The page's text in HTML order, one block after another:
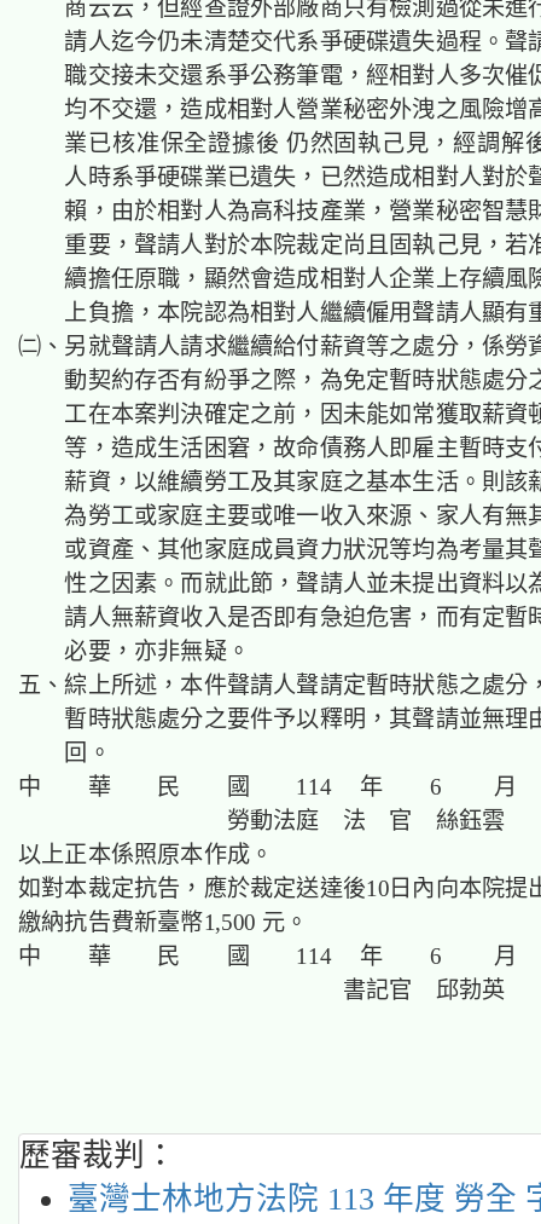
商云云，但經查證外部廠商只有檢測過從未進
請人迄今仍未清楚交代系爭硬碟遺失過程。聲
職交接未交還系爭公務筆電，經相對人多次催
均不交還，造成相對人營業秘密外洩之風險增
業已核准保全證據後 仍然固執己見，經調解
人時系爭硬碟業已遺失，已然造成相對人對於
賴，由於相對人為高科技產業，營業秘密智慧
重要，聲請人對於本院裁定尚且固執己見，若
續擔任原職，顯然會造成相對人企業上存續風
上負擔，本院認為相對人繼續僱用聲請人顯有
㈡、另就聲請人請求繼續給付薪資等之處分，係勞
動契約存否有紛爭之際，為免定暫時狀態處分
工在本案判決確定之前，因未能如常獲取薪資
等，造成生活困窘，故命債務人即雇主暫時支
薪資，以維續勞工及其家庭之基本生活。則該
為勞工或家庭主要或唯一收入來源、家人有無
或資產、其他家庭成員資力狀況等均為考量其
性之因素。而就此節，聲請人並未提出資料以
請人無薪資收入是否即有急迫危害，而有定暫
必要，亦非無疑。
五、綜上所述，本件聲請人聲請定暫時狀態之處分
暫時狀態處分之要件予以釋明，其聲請並無理
回。
中 華 民 國 114 年 6 月
勞動法庭 法 官 絲鈺雲
以上正本係照原本作成。
如對本裁定抗告，應於裁定送達後10日內向本院提
繳納抗告費新臺幣1,500 元。
中 華 民 國 114 年 6 月
書記官 邱勃英
歷審裁判：
臺灣士林地方法院 113 年度 勞全